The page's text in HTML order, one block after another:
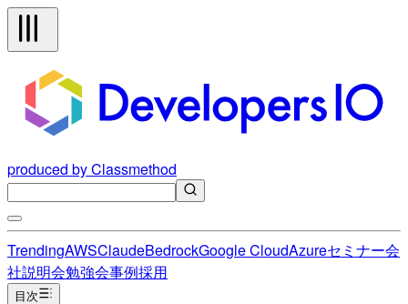
produced by Classmethod
TrendingAWSClaudeBedrockGoogle CloudAzureセミナー会
社説明会勉強会事例採用
目次